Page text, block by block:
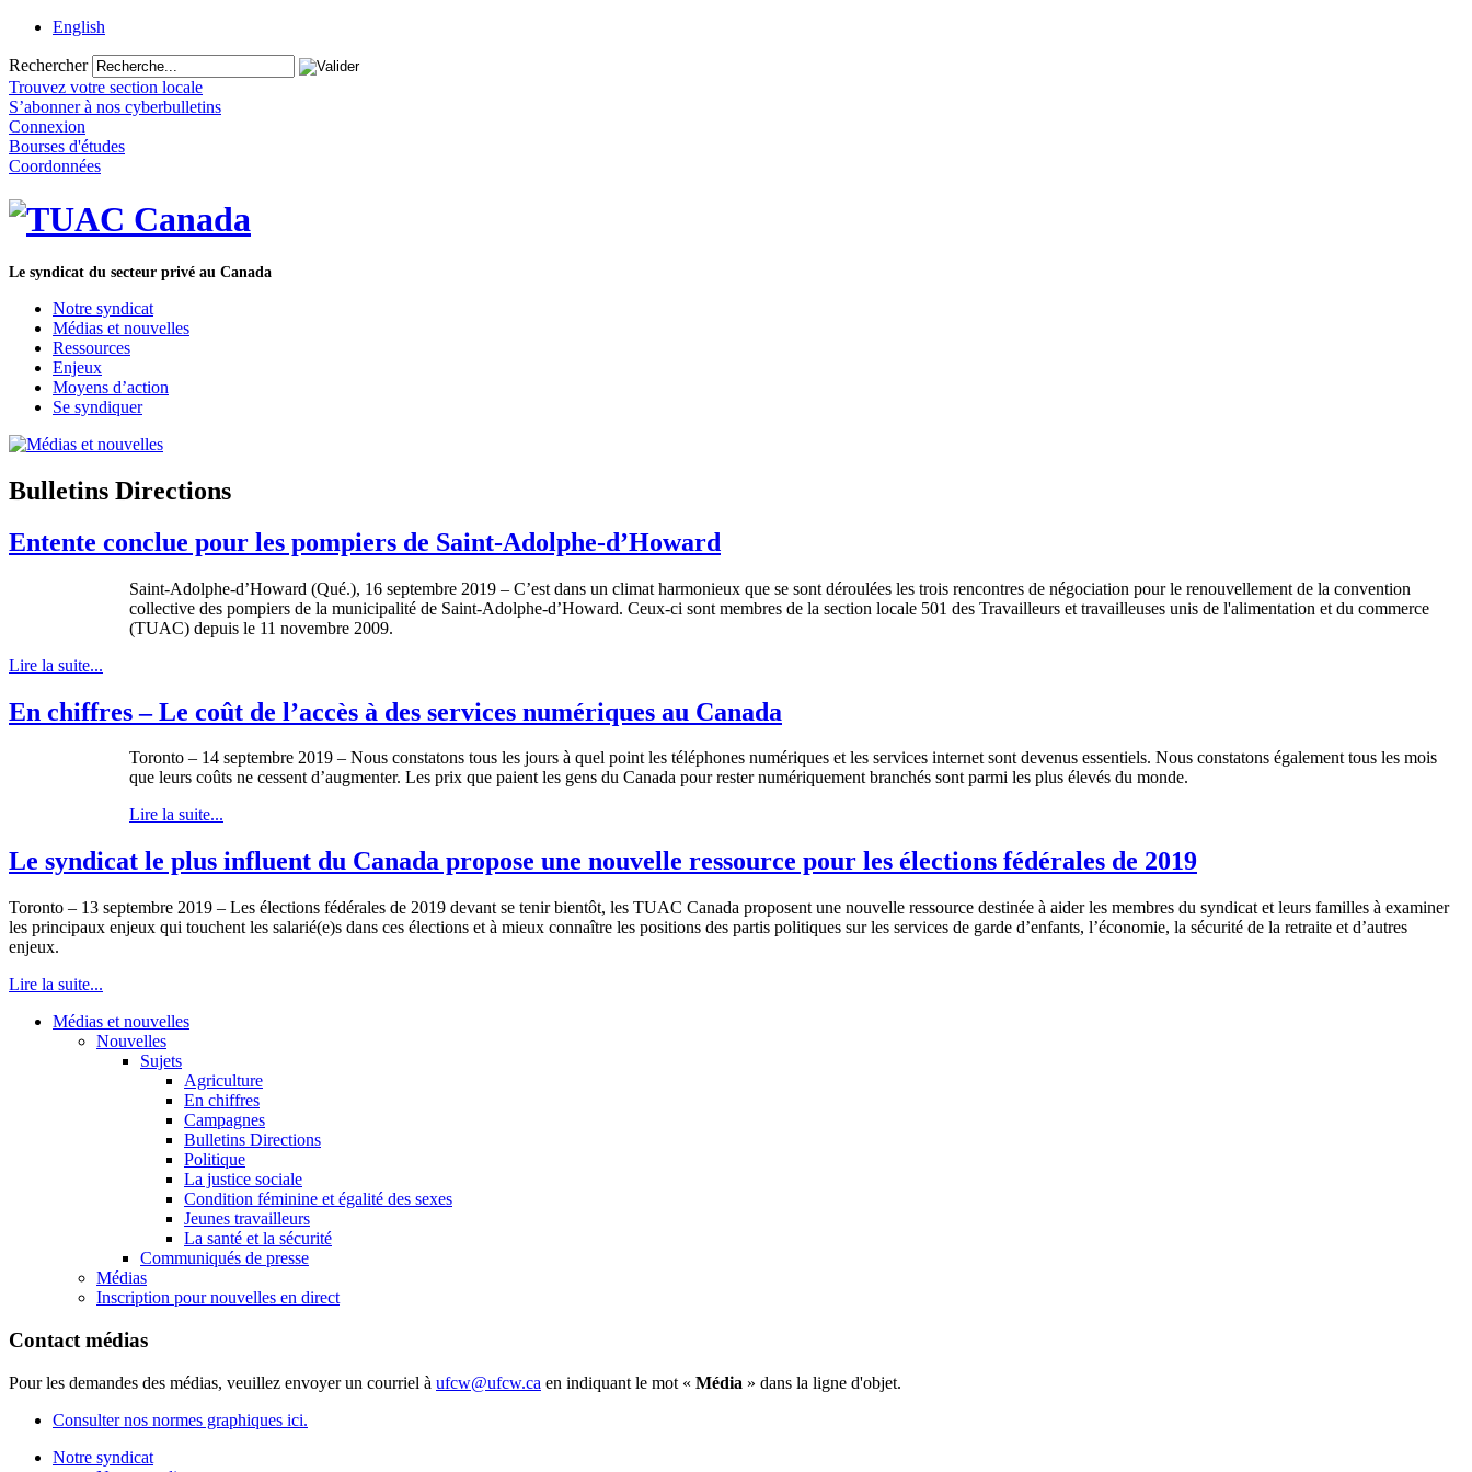
English
Rechercher
Trouvez votre section locale
S’abonner à nos cyberbulletins
Connexion
Bourses d'études
Coordonnées
Le syndicat du secteur privé au Canada
Notre syndicat
Médias et nouvelles
Ressources
Enjeux
Moyens d’action
Se syndiquer
Bulletins Directions
Entente conclue pour les pompiers de Saint-Adolphe-d’Howard
Saint-Adolphe-d’Howard (Qué.), 16 septembre 2019 – C’est dans un climat harmonieux que se sont déroulées les trois rencontres de négociation pour le renouvellement de la convention
collective des pompiers de la municipalité de Saint-Adolphe-d’Howard. Ceux-ci sont membres de la section locale 501 des Travailleurs et travailleuses unis de l'alimentation et du commerce
(TUAC) depuis le 11 novembre 2009.
Lire la suite...
En chiffres – Le coût de l’accès à des services numériques au Canada
Toronto – 14 septembre 2019 – Nous constatons tous les jours à quel point les téléphones numériques et les services internet sont devenus essentiels. Nous constatons également tous les mois
que leurs coûts ne cessent d’augmenter. Les prix que paient les gens du Canada pour rester numériquement branchés sont parmi les plus élevés du monde.
Lire la suite...
Le syndicat le plus influent du Canada propose une nouvelle ressource pour les élections fédérales de 2019
Toronto – 13 septembre 2019 – Les élections fédérales de 2019 devant se tenir bientôt, les TUAC Canada proposent une nouvelle ressource destinée à aider les membres du syndicat et leurs familles à examiner
les principaux enjeux qui touchent les salarié(e)s dans ces élections et à mieux connaître les positions des partis politiques sur les services de garde d’enfants, l’économie, la sécurité de la retraite et d’autres
enjeux.
Lire la suite...
Médias et nouvelles
Nouvelles
Sujets
Agriculture
En chiffres
Campagnes
Bulletins Directions
Politique
La justice sociale
Condition féminine et égalité des sexes
Jeunes travailleurs
La santé et la sécurité
Communiqués de presse
Médias
Inscription pour nouvelles en direct
Contact médias
Pour les demandes des médias, veuillez envoyer un courriel à ufcw@ufcw.ca en indiquant le mot « Média » dans la ligne d'objet.
Consulter nos normes graphiques ici.
Notre syndicat